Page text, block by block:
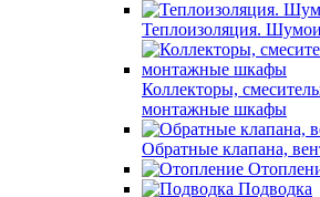
Теплоизоляция.
Коллекторы,
монтажные шкафы
Обратные клапана,
Подводка